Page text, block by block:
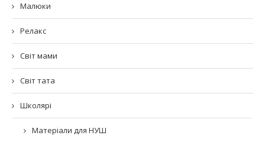
Малюки
Релакс
Світ мами
Світ тата
Школярі
Матеріали для НУШ